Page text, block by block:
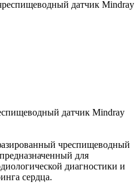
датчик Mindray
чреспищеводный
для
диагностики и
сердца.